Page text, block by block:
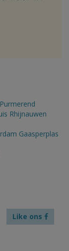
Rhijnauwen
Gaasperplas
Like ons